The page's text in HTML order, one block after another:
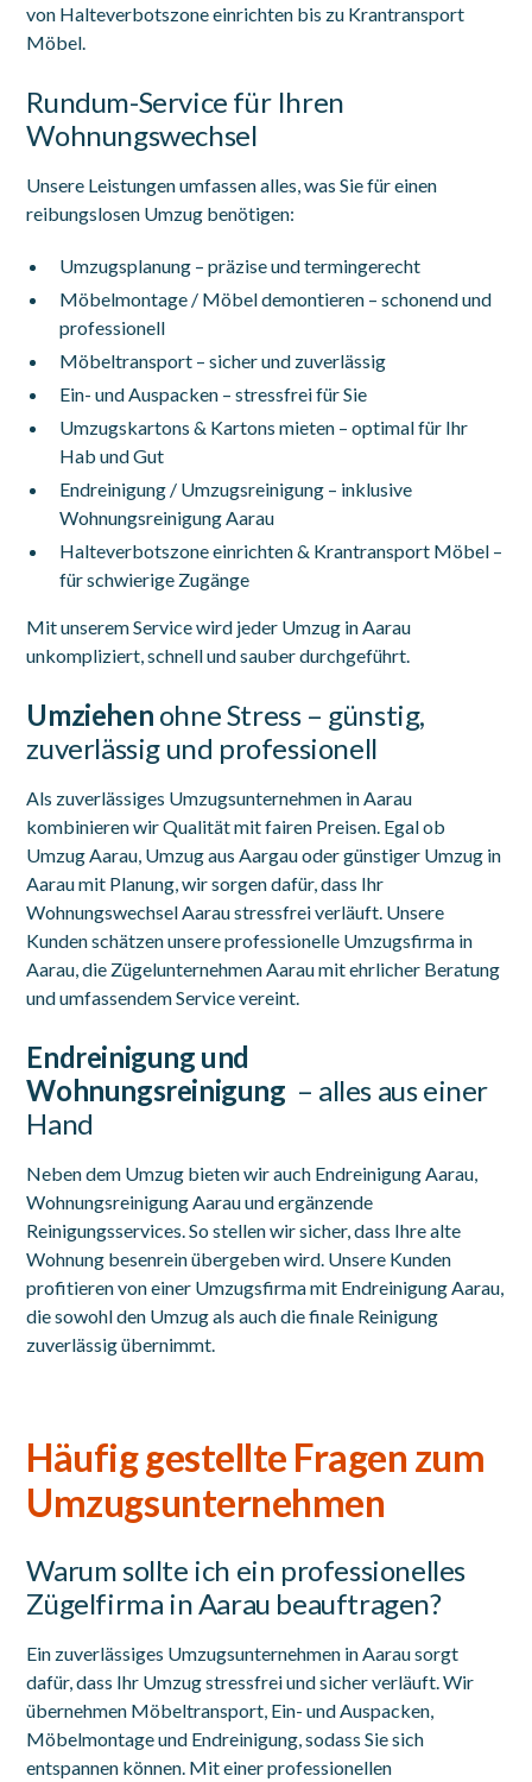
von Halteverbotszone einrichten bis zu Krantransport
Möbel.
Rundum-Service für Ihren
Wohnungswechsel
Unsere Leistungen umfassen alles, was Sie für einen
reibungslosen Umzug benötigen:
Umzugsplanung – präzise und termingerecht
Möbelmontage / Möbel demontieren – schonend und
professionell
Möbeltransport – sicher und zuverlässig
Ein- und Auspacken – stressfrei für Sie
Umzugskartons & Kartons mieten – optimal für Ihr
Hab und Gut
Endreinigung / Umzugsreinigung – inklusive
Wohnungsreinigung Aarau
Halteverbotszone einrichten & Krantransport Möbel –
für schwierige Zugänge
Mit unserem Service wird jeder Umzug in Aarau
unkompliziert, schnell und sauber durchgeführt.
Umziehen ohne Stress – günstig,
zuverlässig und professionell
Als zuverlässiges Umzugsunternehmen in Aarau
kombinieren wir Qualität mit fairen Preisen. Egal ob
Umzug Aarau, Umzug aus Aargau oder günstiger Umzug in
Aarau mit Planung, wir sorgen dafür, dass Ihr
Wohnungswechsel Aarau stressfrei verläuft. Unsere
Kunden schätzen unsere professionelle Umzugsfirma in
Aarau, die Zügelunternehmen Aarau mit ehrlicher Beratung
und umfassendem Service vereint.
Endreinigung und
Wohnungsreinigung – alles aus einer
Hand
Neben dem Umzug bieten wir auch Endreinigung Aarau,
Wohnungsreinigung Aarau und ergänzende
Reinigungsservices. So stellen wir sicher, dass Ihre alte
Wohnung besenrein übergeben wird. Unsere Kunden
profitieren von einer Umzugsfirma mit Endreinigung Aarau,
die sowohl den Umzug als auch die finale Reinigung
zuverlässig übernimmt.
Häufig gestellte Fragen zum
Umzugsunternehmen
Warum sollte ich ein professionelles
Zügelfirma in Aarau beauftragen?
Ein zuverlässiges Umzugsunternehmen in Aarau sorgt
dafür, dass Ihr Umzug stressfrei und sicher verläuft. Wir
übernehmen Möbeltransport, Ein- und Auspacken,
Möbelmontage und Endreinigung, sodass Sie sich
entspannen können. Mit einer professionellen